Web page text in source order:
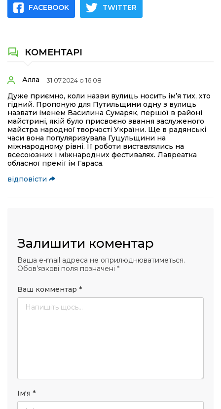
FACEBOOK TWITTER
КОМЕНТАРІ
Алла 31.07.2024 о 16:08
Дуже приємно, коли назви вулиць носить ім’я тих, хто
гідний. Пропоную для Путильщини одну з вулиць
назвати іменем Василина Сумаряк, першої в районі
майстрині, якій було присвоєно звання заслуженого
майстра народної творчості України. Ще в радянські
часи вона популяризувала Гуцульщини на
міжнародному рівні. Її роботи виставлялись на
всесоюзних і міжнародних фестивалях. Лавреатка
обласної премії ім Гараса.
відповісти
Залишити коментар
Ваша e-mail адреса не оприлюднюватиметься.
Обов’язкові поля позначені *
Ваш комментар *
Ім'я *